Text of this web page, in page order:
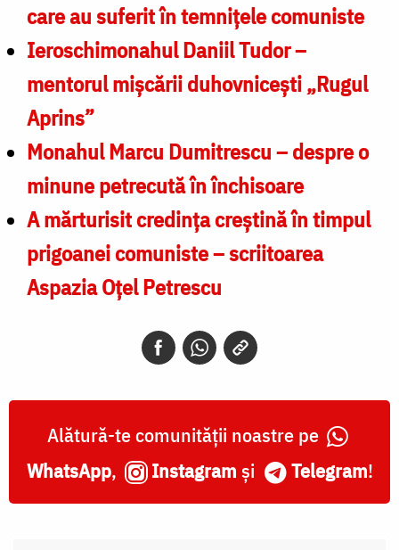
care au suferit în temniţele comuniste
Ieroschimonahul Daniil Tudor –
mentorul mişcării duhovniceşti „Rugul
Aprins”
Monahul Marcu Dumitrescu – despre o
minune petrecută în închisoare
A mărturisit credința creştină în timpul
prigoanei comuniste – scriitoarea
Aspazia Oţel Petrescu
Alătură-te comunității noastre pe
WhatsApp, Instagram și Telegram!